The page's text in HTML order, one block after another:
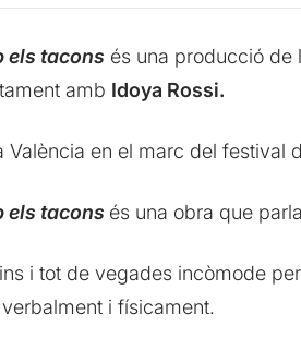
els tacons és una producció de
amb Idoya Rossi.
València en el marc del festival
els tacons és una obra que
i tot de vegades incòmode
i físicament.